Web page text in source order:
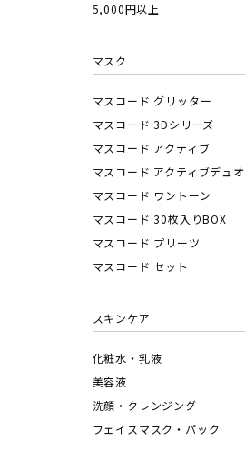
5,000円以上
マスク
マスコード グリッター
マスコード 3Dシリーズ
マスコード アクティブ
マスコード アクティブデュオ
マスコード ワントーン
マスコード 30枚入りBOX
マスコード プリーツ
マスコード セット
スキンケア
化粧水・乳液
美容液
洗顔・クレンジング
フェイスマスク・パック